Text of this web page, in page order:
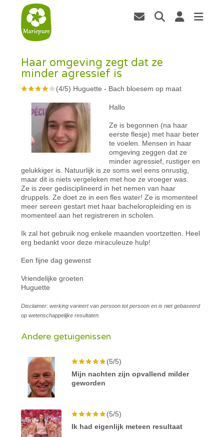
Haar omgeving zegt dat ze
minder agressief is
(4/5) Huguette - Bach bloesem op maat
Hallo
Ze is begonnen (na haar
eerste flesje) met haar beter
te voelen. Mensen in haar
omgeving zeggen dat ze
minder agressief, rustiger en
gelukkiger is. Natuurlijk is ze soms wel eens onrustig,
maar dit is niets vergeleken met hoe ze vroeger was.
Ze is zeer gedisciplineerd in het nemen van haar
druppels. Ze doet ze in een fles water! Ze is momenteel
meer sereen gestart met haar bacheloropleiding en is
momenteel aan het registreren in scholen.
Ik zal het gebruik nog enkele maanden voortzetten. Heel
erg bedankt voor deze miraculeuze hulp!
Een fijne dag gewenst
Vriendelijke groeten
Huguette
Disclaimer: werking varieert van persoon tot persoon en is niet gebaseerd
op wetenschappelijke resultaten.
Andere getuigenissen
(5/5)
Mijn nachten zijn opvallend milder
geworden
(5/5)
Ik had eigenlijk meteen resultaat